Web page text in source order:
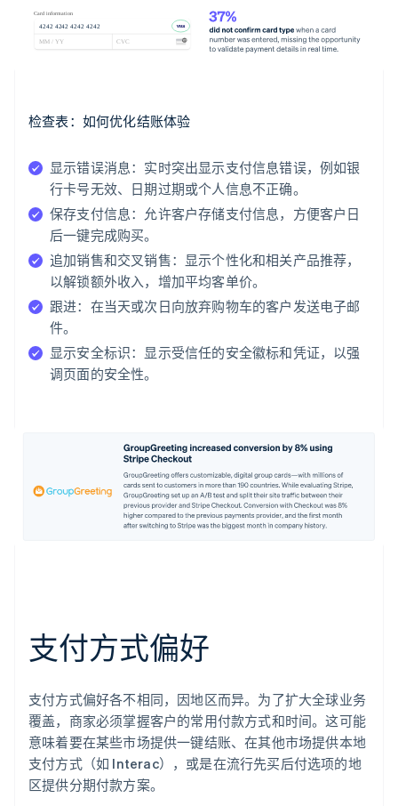
检查表：如何优化结账体验
显示错误消息： 实时突出显示支付信息错误，例如银
行卡号无效、日期过期或个人信息不正确。
保存支付信息： 允许客户存储支付信息，方便客户日
后一键完成购买。
追加销售和交叉销售： 显示个性化和相关产品推荐，
以解锁额外收入，增加平均客单价。
跟进： 在当天或次日向放弃购物车的客户发送电子邮
件。
显示安全标识： 显示受信任的安全徽标和凭证，以强
调页面的安全性。
支付方式偏好
支付方式偏好各不相同，因地区而异。为了扩大全球业务
覆盖，商家必须掌握客户的常用付款方式和时间。这可能
意味着要在某些市场提供一键结账、在其他市场提供本地
支付方式（如 Interac），或是在流行先买后付选项的地
区提供分期付款方案。